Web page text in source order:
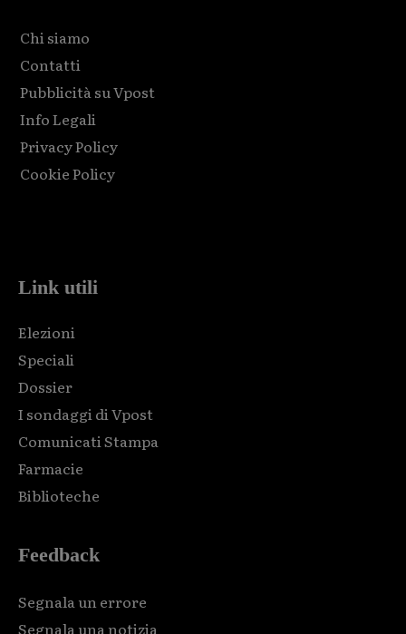
Chi siamo
Contatti
Pubblicità su Vpost
Info Legali
Privacy Policy
Cookie Policy
Link utili
Elezioni
Speciali
Dossier
I sondaggi di Vpost
Comunicati Stampa
Farmacie
Biblioteche
Feedback
Segnala un errore
Segnala una notizia